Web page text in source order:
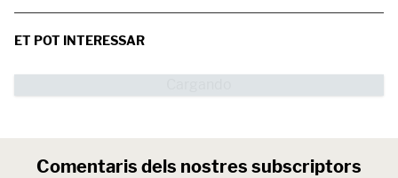
ET POT INTERESSAR
Comentaris dels nostres subscriptors